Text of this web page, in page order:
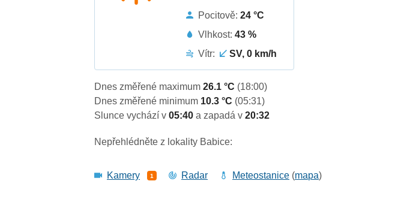
Pocitově:24 °C
Vlhkost:43 %
Vítr:
SV, 0 km/h
Dnes změřené maximum26.1 °C (18:00)
Dnes změřené minimum 10.3 °C (05:31)
Slunce vychází v05:40a zapadá v20:32
Nepřehlédněte z lokality Babice:
Kamery 1 Radar Meteostanice (mapa)